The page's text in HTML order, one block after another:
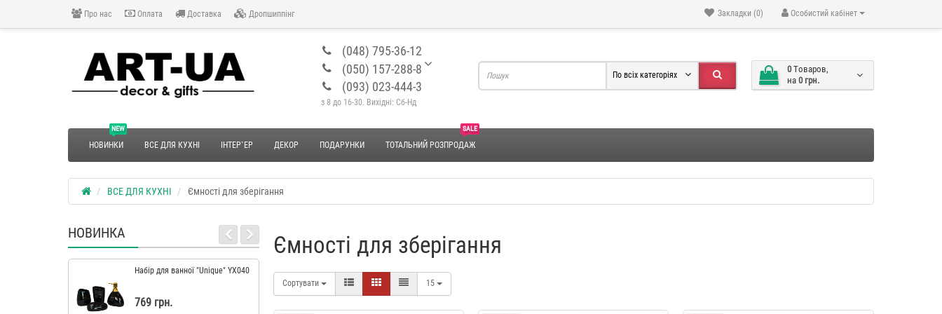
Про нас Оплата Доставка Дропшиппінг Особистий кабінет
Закладки (0)
(048) 795-36-12
(050) 157-288-8
(093) 023-444-3
з 8 до 16-30. Вихідні: Сб-Нд
0 Tоваров,
на 0 грн.
По всіх категоріях
NEW
НОВИНКИ ВСЕ ДЛЯ КУХНІ ІНТЕР`ЕР ДЕКОР ПОДАРУНКИ
SALE
ТОТАЛЬНИЙ РОЗПРОДАЖ
ВСЕ ДЛЯ КУХНІ Ємності для зберігання
НОВИНКА
Набір для ванної "Unique" YX040
769 грн.
Набір для ванної "Akvatika"
YX037
Ємності для зберігання
Сортувати 15